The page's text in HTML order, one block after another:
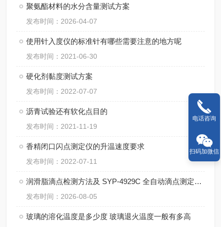
聚氨酯材料的水分含量测试方案
发布时间：2026-04-07
使用针入度仪的标准针有哪些需要注意的地方呢
发布时间：2021-06-30
硬化剂黏度测试方案
发布时间：2022-07-07
沥青试验还有软化点目的
发布时间：2021-11-19
香精闭口闪点测定仪的升温速度要求
发布时间：2022-07-11
润滑脂滴点检测方法及 SYP‑4929C 全自动滴点测定仪应用
发布时间：2026-08-05
玻璃的溶化温度是多少度 玻璃退火温度一般有多高
电话咨询
扫码加微信